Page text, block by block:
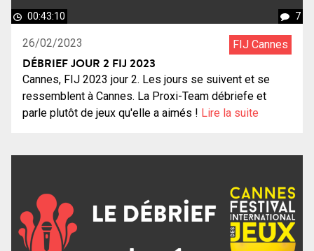
00:43:10 7
26/02/2023 FIJ Cannes
DÉBRIEF JOUR 2 FIJ 2023
Cannes, FIJ 2023 jour 2. Les jours se suivent et se
ressemblent à Cannes. La Proxi-Team débriefe et
parle plutôt de jeux qu'elle a aimés ! Lire la suite